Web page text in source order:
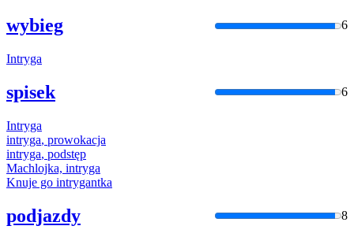
wybieg 6
Intryga
spisek 6
Intryga
intryga, prowokacja
intryga, podstęp
Machlojka, intryga
Knuje go intrygantka
podjazdy 8